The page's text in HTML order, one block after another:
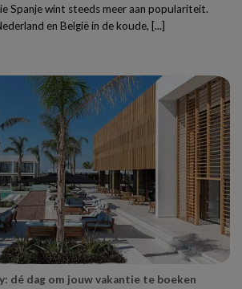
Spanje wint steeds meer aan populariteit.
en België in de koude, [...]
dé dag om jouw vakantie te boeken